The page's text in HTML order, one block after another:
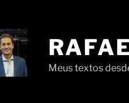
Meus textos